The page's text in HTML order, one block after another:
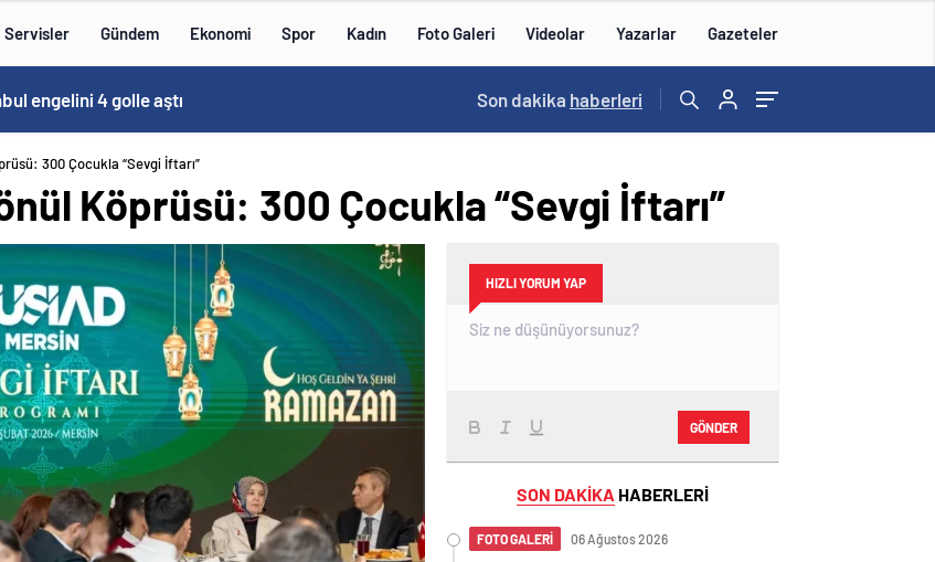
Servisler Gündem Ekonomi Spor Kadın Foto Galeri Videolar Yazarlar Gazeteler
engelini 4 golle aştı 13:00 /
Son dakika haberleri
300 Çocukla “Sevgi İftarı”
Köprüsü: 300 Çocukla “Sevgi İftarı”
HIZLI YORUM YAP
GÖNDER
SON DAKİKA HABERLERİ
FOTO GALERİ 06 Ağustos 2026